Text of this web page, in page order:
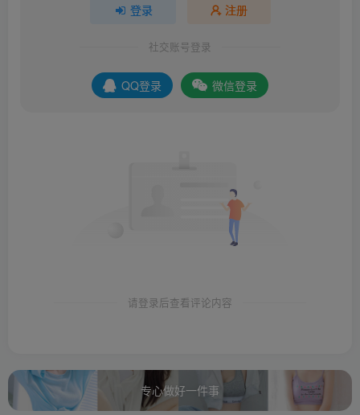
登录 注册
社交账号登录
QQ登录 微信登录
请登录后查看评论内容
专心做好一件事